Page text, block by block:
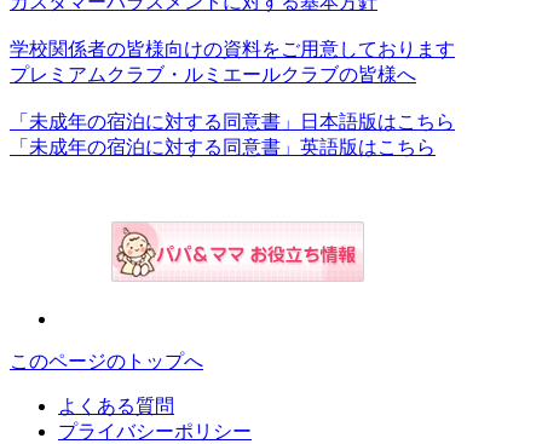
学校関係者の皆様向けの資料をご用意しております
プレミアムクラブ・ルミエールクラブの皆様へ
「未成年の宿泊に対する同意書」日本語版はこちら
「未成年の宿泊に対する同意書」英語版はこちら
このページのトップへ
よくある質問
プライバシーポリシー